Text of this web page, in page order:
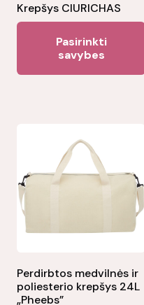
Krepšys CIURICHAS
Pasirinkti
savybes
Perdirbtos medvilnės ir
poliesterio krepšys 24L
„Pheebs”